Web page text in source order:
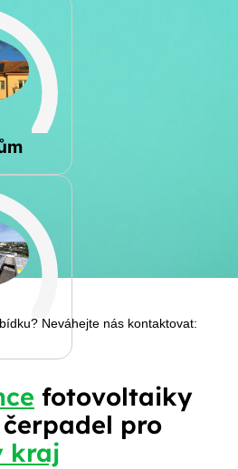
Neváhejte nás kontaktovat:
fotovoltaiky
pro
kraj